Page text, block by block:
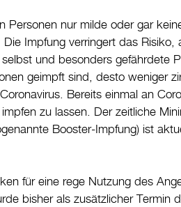
Personen nur milde oder gar
Impfung verringert das Risiko,
und besonders gefährdete
geimpft sind, desto weniger
Bereits einmal an
zu lassen. Der zeitliche
Booster-Impfung) ist
für eine rege Nutzung des
bisher als zusätzlicher Termin